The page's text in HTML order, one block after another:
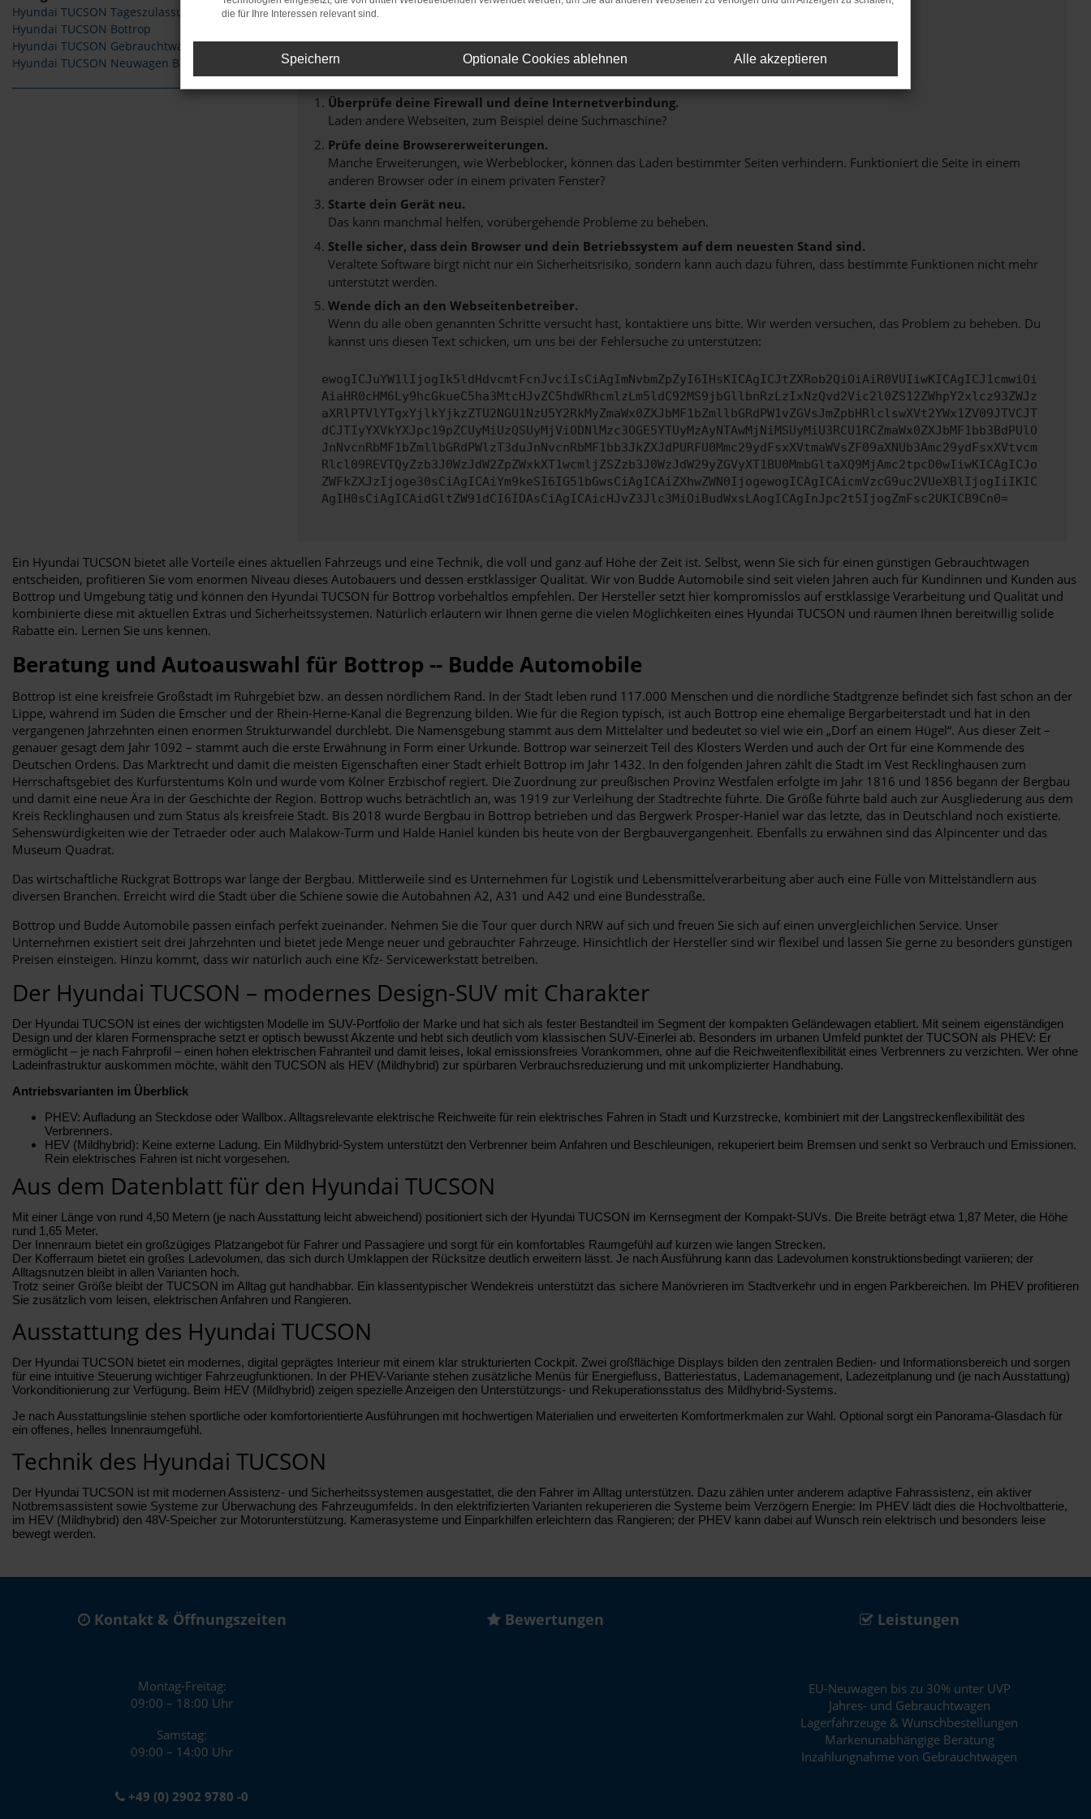
Hyundai TUCSON Tageszulassung Bottrop
Hyundai TUCSON Bottrop
Hyundai TUCSON Gebrauchtwagen Bottrop
Hyundai TUCSON Neuwagen Bottrop
Fehler: Network Error
Beim Laden ist ein Fehler aufgetreten.
Hier sind ein paar Tipps, die dir helfen können:
Überprüfe deine Firewall und deine Internetverbindung.
Laden andere Webseiten, zum Beispiel deine Suchmaschine?
Prüfe deine Browsererweiterungen.
Manche Erweiterungen, wie Werbeblocker, können das Laden bestimmter Seiten verhindern. Funktioniert die Seite in einem
anderen Browser oder in einem privaten Fenster?
Starte dein Gerät neu.
Das kann manchmal helfen, vorübergehende Probleme zu beheben.
Stelle sicher, dass dein Browser und dein Betriebssystem auf dem neuesten Stand sind.
Veraltete Software birgt nicht nur ein Sicherheitsrisiko, sondern kann auch dazu führen, dass bestimmte Funktionen nicht mehr
unterstützt werden.
Wende dich an den Webseitenbetreiber.
Wenn du alle oben genannten Schritte versucht hast, kontaktiere uns bitte. Wir werden versuchen, das Problem zu beheben. Du
kannst uns diesen Text schicken, um uns bei der Fehlersuche zu unterstützen:
ewogICJuYW1lIjogIk5ldHdvcmtFcnJvciIsCiAgImNvbmZpZyI6IHsKICAgICJtZXRob2QiOiAiR0VUIiwKICAgICJ1cmwiOi
AiaHR0cHM6Ly9hcGkueC5ha3MtcHJvZC5hdWRhcmlzLm5ldC92MS9jbGllbnRzLzIxNzQvd2Vic2l0ZS12ZWhpY2xlcz93ZWJz
aXRlPTVlYTgxYjlkYjkzZTU2NGU1NzU5Y2RkMyZmaWx0ZXJbMF1bZmllbGRdPW1vZGVsJmZpbHRlclswXVt2YWx1ZV09JTVCJT
dCJTIyYXVkYXJpc19pZCUyMiUzQSUyMjViODNlMzc3OGE5YTUyMzAyNTAwMjNiMSUyMiU3RCU1RCZmaWx0ZXJbMF1bb3BdPUlO
JnNvcnRbMF1bZmllbGRdPWlzT3duJnNvcnRbMF1bb3JkZXJdPURFU0Mmc29ydFsxXVtmaWVsZF09aXNUb3Amc29ydFsxXVtvcm
Rlcl09REVTQyZzb3J0WzJdW2ZpZWxkXT1wcmljZSZzb3J0WzJdW29yZGVyXT1BU0MmbGltaXQ9MjAmc2tpcD0wIiwKICAgICJo
ZWFkZXJzIjoge30sCiAgICAiYm9keSI6IG51bGwsCiAgICAiZXhwZWN0IjogewogICAgICAicmVzcG9uc2VUeXBlIjogIiIKIC
AgIH0sCiAgICAidGltZW91dCI6IDAsCiAgICAicHJvZ3Jlc3MiOiBudWxsLAogICAgInJpc2t5IjogZmFsc2UKICB9Cn0=
Ein Hyundai TUCSON bietet alle Vorteile eines aktuellen Fahrzeugs und eine Technik, die voll und ganz auf Höhe der Zeit ist. Selbst, wenn Sie sich für einen günstigen Gebrauchtwagen
entscheiden, profitieren Sie vom enormen Niveau dieses Autobauers und dessen erstklassiger Qualität. Wir von Budde Automobile sind seit vielen Jahren auch für Kundinnen und Kunden aus
Bottrop und Umgebung tätig und können den Hyundai TUCSON für Bottrop vorbehaltlos empfehlen. Der Hersteller setzt hier kompromisslos auf erstklassige Verarbeitung und Qualität und
kombinierte diese mit aktuellen Extras und Sicherheitssystemen. Natürlich erläutern wir Ihnen gerne die vielen Möglichkeiten eines Hyundai TUCSON und räumen Ihnen bereitwillig solide
Rabatte ein. Lernen Sie uns kennen.
Beratung und Autoauswahl für Bottrop -- Budde Automobile
Bottrop ist eine kreisfreie Großstadt im Ruhrgebiet bzw. an dessen nördlichem Rand. In der Stadt leben rund 117.000 Menschen und die nördliche Stadtgrenze befindet sich fast schon an der
Lippe, während im Süden die Emscher und der Rhein-Herne-Kanal die Begrenzung bilden. Wie für die Region typisch, ist auch Bottrop eine ehemalige Bergarbeiterstadt und hat in den
vergangenen Jahrzehnten einen enormen Strukturwandel durchlebt. Die Namensgebung stammt aus dem Mittelalter und bedeutet so viel wie ein „Dorf an einem Hügel“. Aus dieser Zeit –
genauer gesagt dem Jahr 1092 – stammt auch die erste Erwähnung in Form einer Urkunde. Bottrop war seinerzeit Teil des Klosters Werden und auch der Ort für eine Kommende des
Deutschen Ordens. Das Marktrecht und damit die meisten Eigenschaften einer Stadt erhielt Bottrop im Jahr 1432. In den folgenden Jahren zählt die Stadt im Vest Recklinghausen zum
Herrschaftsgebiet des Kurfürstentums Köln und wurde vom Kölner Erzbischof regiert. Die Zuordnung zur preußischen Provinz Westfalen erfolgte im Jahr 1816 und 1856 begann der Bergbau
und damit eine neue Ära in der Geschichte der Region. Bottrop wuchs beträchtlich an, was 1919 zur Verleihung der Stadtrechte führte. Die Größe führte bald auch zur Ausgliederung aus dem
Kreis Recklinghausen und zum Status als kreisfreie Stadt. Bis 2018 wurde Bergbau in Bottrop betrieben und das Bergwerk Prosper-Haniel war das letzte, das in Deutschland noch existierte.
Sehenswürdigkeiten wie der Tetraeder oder auch Malakow-Turm und Halde Haniel künden bis heute von der Bergbauvergangenheit. Ebenfalls zu erwähnen sind das Alpincenter und das
Museum Quadrat.
Das wirtschaftliche Rückgrat Bottrops war lange der Bergbau. Mittlerweile sind es Unternehmen für Logistik und Lebensmittelverarbeitung aber auch eine Fülle von Mittelständlern aus
diversen Branchen. Erreicht wird die Stadt über die Schiene sowie die Autobahnen A2, A31 und A42 und eine Bundesstraße.
Bottrop und Budde Automobile passen einfach perfekt zueinander. Nehmen Sie die Tour quer durch NRW auf sich und freuen Sie sich auf einen unvergleichlichen Service. Unser
Unternehmen existiert seit drei Jahrzehnten und bietet jede Menge neuer und gebrauchter Fahrzeuge. Hinsichtlich der Hersteller sind wir flexibel und lassen Sie gerne zu besonders günstigen
Preisen einsteigen. Hinzu kommt, dass wir natürlich auch eine Kfz- Servicewerkstatt betreiben.
Der Hyundai TUCSON – modernes Design-SUV mit Charakter
Der Hyundai TUCSON ist eines der wichtigsten Modelle im SUV-Portfolio der Marke und hat sich als fester Bestandteil im Segment der kompakten Geländewagen etabliert. Mit seinem eigenständigen
Design und der klaren Formensprache setzt er optisch bewusst Akzente und hebt sich deutlich vom klassischen SUV-Einerlei ab. Besonders im urbanen Umfeld punktet der TUCSON als PHEV: Er
ermöglicht – je nach Fahrprofil – einen hohen elektrischen Fahranteil und damit leises, lokal emissionsfreies Vorankommen, ohne auf die Reichweitenflexibilität eines Verbrenners zu verzichten. Wer ohne
Ladeinfrastruktur auskommen möchte, wählt den TUCSON als HEV (Mildhybrid) zur spürbaren Verbrauchsreduzierung und mit unkomplizierter Handhabung.
Antriebsvarianten im Überblick
PHEV: Aufladung an Steckdose oder Wallbox. Alltagsrelevante elektrische Reichweite für rein elektrisches Fahren in Stadt und Kurzstrecke, kombiniert mit der Langstreckenflexibilität des
Verbrenners.
HEV (Mildhybrid): Keine externe Ladung. Ein Mildhybrid-System unterstützt den Verbrenner beim Anfahren und Beschleunigen, rekuperiert beim Bremsen und senkt so Verbrauch und Emissionen.
Rein elektrisches Fahren ist nicht vorgesehen.
Aus dem Datenblatt für den Hyundai TUCSON
Mit einer Länge von rund 4,50 Metern (je nach Ausstattung leicht abweichend) positioniert sich der Hyundai TUCSON im Kernsegment der Kompakt-SUVs. Die Breite beträgt etwa 1,87 Meter, die Höhe
rund 1,65 Meter.
Der Innenraum bietet ein großzügiges Platzangebot für Fahrer und Passagiere und sorgt für ein komfortables Raumgefühl auf kurzen wie langen Strecken.
Der Kofferraum bietet ein großes Ladevolumen, das sich durch Umklappen der Rücksitze deutlich erweitern lässt. Je nach Ausführung kann das Ladevolumen konstruktionsbedingt variieren; der
Alltagsnutzen bleibt in allen Varianten hoch.
Trotz seiner Größe bleibt der TUCSON im Alltag gut handhabbar. Ein klassentypischer Wendekreis unterstützt das sichere Manövrieren im Stadtverkehr und in engen Parkbereichen. Im PHEV profitieren
Sie zusätzlich vom leisen, elektrischen Anfahren und Rangieren.
Ausstattung des Hyundai TUCSON
Der Hyundai TUCSON bietet ein modernes, digital geprägtes Interieur mit einem klar strukturierten Cockpit. Zwei großflächige Displays bilden den zentralen Bedien- und Informationsbereich und sorgen
für eine intuitive Steuerung wichtiger Fahrzeugfunktionen. In der PHEV-Variante stehen zusätzliche Menüs für Energiefluss, Batteriestatus, Lademanagement, Ladezeitplanung und (je nach Ausstattung)
Vorkonditionierung zur Verfügung. Beim HEV (Mildhybrid) zeigen spezielle Anzeigen den Unterstützungs- und Rekuperationsstatus des Mildhybrid-Systems.
Je nach Ausstattungslinie stehen sportliche oder komfortorientierte Ausführungen mit hochwertigen Materialien und erweiterten Komfortmerkmalen zur Wahl. Optional sorgt ein Panorama-Glasdach für
ein offenes, helles Innenraumgefühl.
Technik des Hyundai TUCSON
Der Hyundai TUCSON ist mit modernen Assistenz- und Sicherheitssystemen ausgestattet, die den Fahrer im Alltag unterstützen. Dazu zählen unter anderem adaptive Fahrassistenz, ein aktiver
Notbremsassistent sowie Systeme zur Überwachung des Fahrzeugumfelds. In den elektrifizierten Varianten rekuperieren die Systeme beim Verzögern Energie: Im PHEV lädt dies die Hochvoltbatterie,
im HEV (Mildhybrid) den 48V-Speicher zur Motorunterstützung. Kamerasysteme und Einparkhilfen erleichtern das Rangieren; der PHEV kann dabei auf Wunsch rein elektrisch und besonders leise
bewegt werden.
Kontakt & Öffnungszeiten
Montag-Freitag:
09:00 – 18:00 Uhr
Samstag:
09:00 – 14:00 Uhr
+49 (0) 2902 9780 -0
Bewertungen Leistungen
EU-Neuwagen bis zu 30% unter UVP
Jahres- und Gebrauchtwagen
Lagerfahrzeuge & Wunschbestellungen
Markenunabhängige Beratung
Inzahlungnahme von Gebrauchtwagen
die für Ihre Interessen relevant sind.
Speichern Optionale Cookies ablehnen Alle akzeptieren